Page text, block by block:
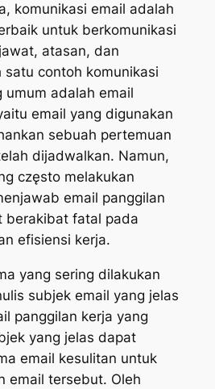
komunikasi email adalah
untuk berkomunikasi
atasan, dan
satu contoh komunikasi
umum adalah email
email yang digunakan
sebuah pertemuan
dijadwalkan. Namun,
często melakukan
email panggilan
berakibat fatal pada
efisiensi kerja.
yang sering dilakukan
subjek email yang jelas
panggilan kerja yang
yang jelas dapat
email kesulitan untuk
email tersebut. Oleh